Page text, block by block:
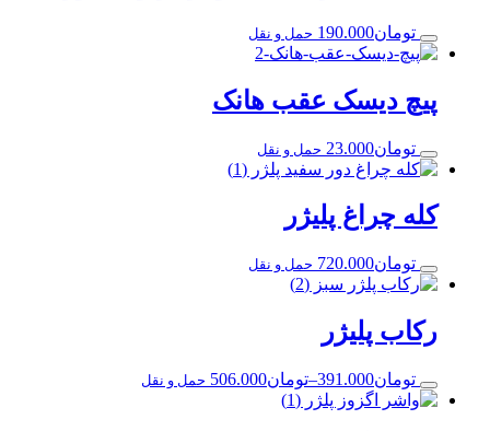
تومان190.000 حمل و نقل
پیچ دیسک عقب هانک
تومان23.000 حمل و نقل
کله چراغ پلیژر
تومان720.000 حمل و نقل
رکاب پلیژر
تومان391.000
–تومان506.000 حمل و نقل